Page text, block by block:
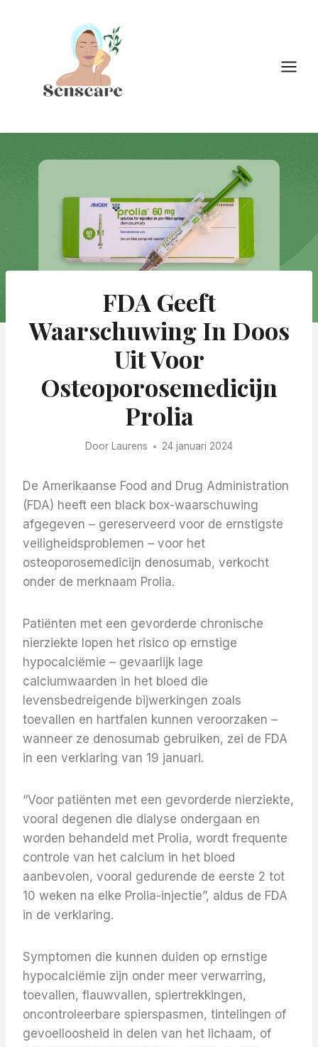
FDA Geeft
Waarschuwing In Doos
Uit Voor
Osteoporosemedicijn
Prolia
Door Laurens 24 januari 2024
De Amerikaanse Food and Drug Administration
(FDA) heeft een black box-waarschuwing
afgegeven – gereserveerd voor de ernstigste
veiligheidsproblemen – voor het
osteoporosemedicijn denosumab, verkocht
onder de merknaam Prolia.
Patiënten met een gevorderde chronische
nierziekte lopen het risico op ernstige
hypocalciëmie – gevaarlijk lage
calciumwaarden in het bloed die
levensbedreigende bijwerkingen zoals
toevallen en hartfalen kunnen veroorzaken –
wanneer ze denosumab gebruiken, zei de FDA
in een verklaring van 19 januari.
“Voor patiënten met een gevorderde nierziekte,
vooral degenen die dialyse ondergaan en
worden behandeld met Prolia, wordt frequente
controle van het calcium in het bloed
aanbevolen, vooral gedurende de eerste 2 tot
10 weken na elke Prolia-injectie”, aldus de FDA
in de verklaring.
Symptomen die kunnen duiden op ernstige
hypocalciëmie zijn onder meer verwarring,
toevallen, flauwvallen, spiertrekkingen,
oncontroleerbare spierspasmen, tintelingen of
gevoelloosheid in delen van het lichaam, of